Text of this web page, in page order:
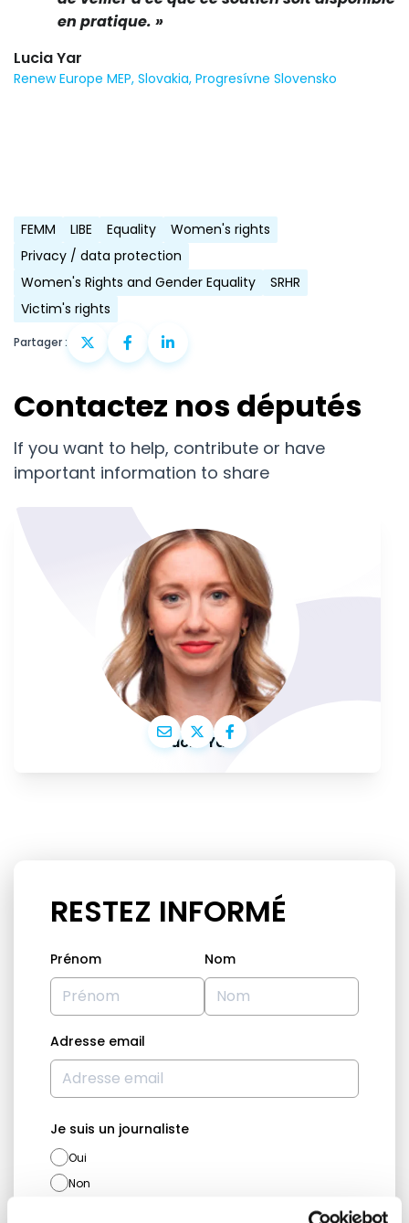
en pratique. »
Lucia Yar
Renew Europe MEP, Slovakia, Progresívne Slovensko
FEMM LIBE Equality
Women's rights
Privacy / data protection
Women's Rights and Gender Equality
SRHR
Victim's rights
Partager :
Contactez nos députés
If you want to help, contribute or have
important information to share
Lucia Yar
RESTEZ INFORMÉ
Prénom Nom
Adresse email
Je suis un journaliste
Oui
Non